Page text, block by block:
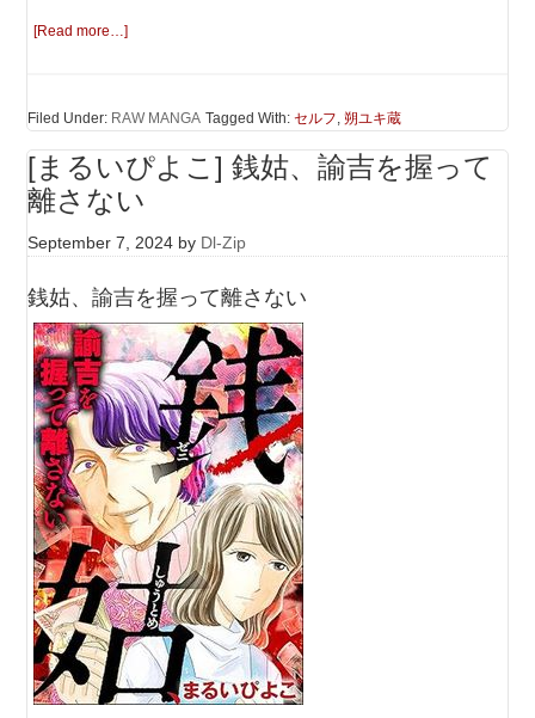
[Read more…]
Filed Under: RAW MANGA Tagged With:セルフ,朔ユキ蔵
[まるいぴよこ] 銭姑、諭吉を握って
離さない
September 7, 2024 by Dl-Zip
銭姑、諭吉を握って離さない